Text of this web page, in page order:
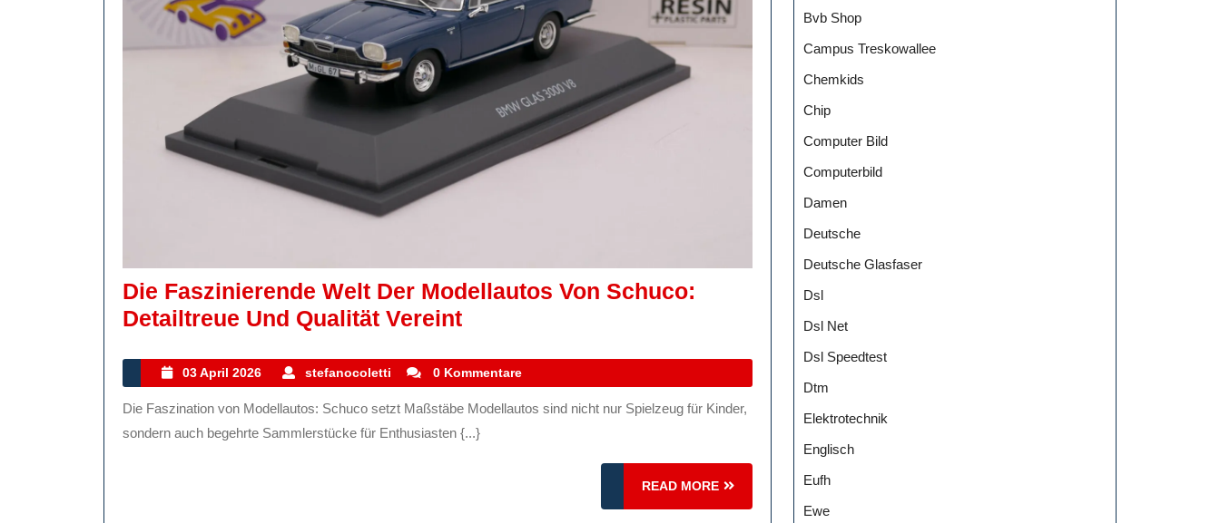
Die Faszinierende Welt Der Modellautos Von Schuco:
Detailtreue Und Qualität VereintDie
Welt
Der
Modellautos
03 April 2026
03
April
2026
stefanocoletti stefanocoletti
0 Kommentare
Die Faszination von Modellautos: Schuco setzt Maßstäbe Modellautos sind nicht nur Spielzeug für Kinder,
sondern auch begehrte Sammlerstücke für Enthusiasten {...}
READ MORE
READ
MORE
Bvb Shop
Campus Treskowallee
Chemkids
Chip
Computer Bild
Computerbild
Damen
Deutsche
Deutsche Glasfaser
Dsl
Dsl Net
Dsl Speedtest
Dtm
Elektrotechnik
Englisch
Eufh
Ewe